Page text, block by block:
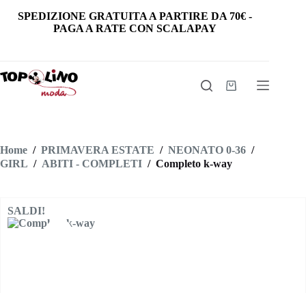
SPEDIZIONE GRATUITA A PARTIRE DA 70€ -
PAGA A RATE CON SCALAPAY
Carrello
Home / PRIMAVERA ESTATE / NEONATO 0-36 /
GIRL / ABITI - COMPLETI / Completo k-way
SALDI!